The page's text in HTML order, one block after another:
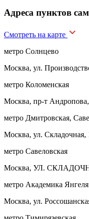
Адреса пунктов
Смотреть на карте
метро Солнцево
Москва, ул.
метро Коломенская
Москва, пр-т
метро Дмитровская,
Москва, ул. Складочная,
метро Савеловская
Москва, УЛ.
метро Академика Янгеля
Москва, ул.